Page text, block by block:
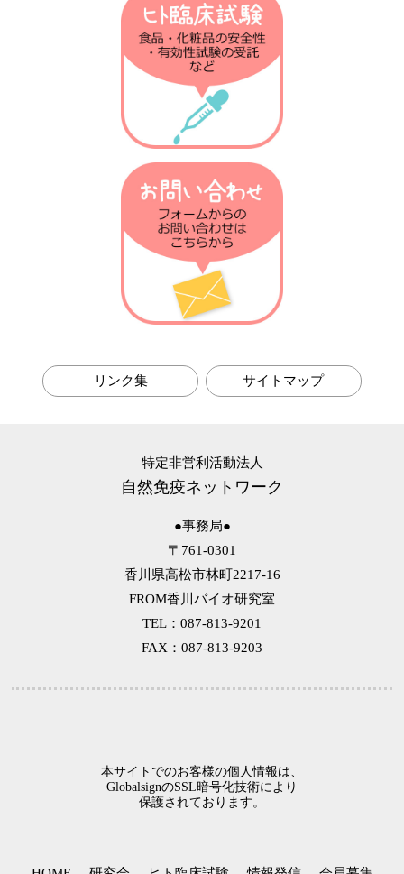
第8回 免疫進化の話
第6回 耐性菌の話
第5回 マクロファージの話
第4回 メタボの話
第3回 アレルギーの話
第2回 風邪予防の話
第1回 自然免疫の話
リンク集 サイトマップ
特定非営利活動法人
自然免疫ネットワーク
●事務局●
〒761-0301
香川県高松市林町2217-16
FROM香川バイオ研究室
TEL：087-813-9201
FAX：087-813-9203
本サイトでのお客様の個人情報は、
GlobalsignのSSL暗号化技術により
保護されております。